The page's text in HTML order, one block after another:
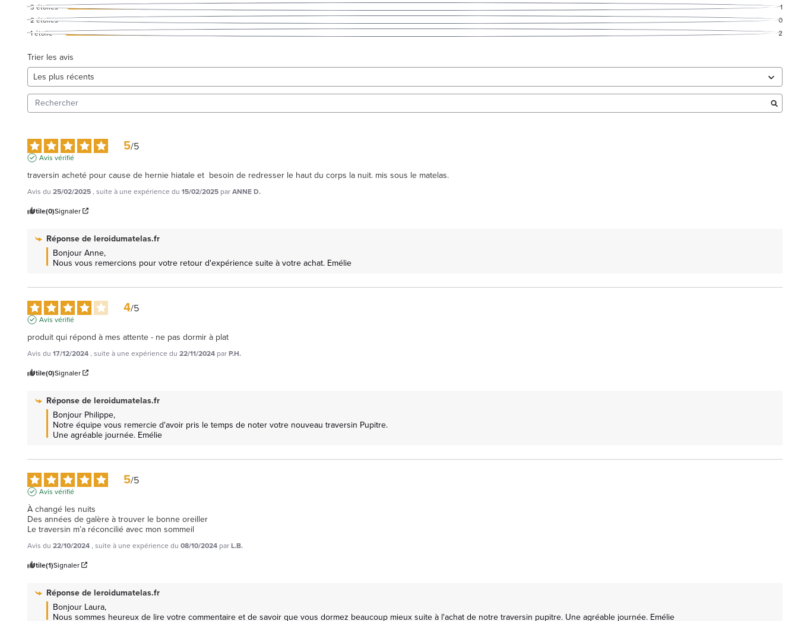
3 étoiles
1
2étoiles
0
1étoile 2
Trier les avis
5/5
Avis vérifié
traversin acheté pour cause de hernie hiatale et  besoin de redresser le haut du corps la nuit. mis sous le matelas.
Avis du 25/02/2025, suite à une expérience du 15/02/2025 parANNE D.
Utile(0)Signaler
Réponse deleroidumatelas.fr
Bonjour Anne,
Nous vous remercions pour votre retour d'expérience suite à votre achat. Emélie
4/5
Avis vérifié
produit qui répond à mes attente - ne pas dormir à plat
Avis du 17/12/2024, suite à une expérience du 22/11/2024 parP.H.
Utile(0)Signaler
Réponse deleroidumatelas.fr
Bonjour Philippe,
Notre équipe vous remercie d'avoir pris le temps de noter votre nouveau traversin Pupitre.
Une agréable journée. Emélie
5/5
Avis vérifié
À changé les nuits
Des années de galère à trouver le bonne oreiller
Le traversin m’a réconcilié avec mon sommeil
Avis du 22/10/2024, suite à une expérience du 08/10/2024 parL.B.
Utile(1)Signaler
Réponse deleroidumatelas.fr
Bonjour Laura,
Nous sommes heureux de lire votre commentaire et de savoir que vous dormez beaucoup mieux suite à l'achat de notre traversin pupitre. Une agréable journée. Emélie